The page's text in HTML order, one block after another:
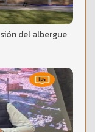
del albergue